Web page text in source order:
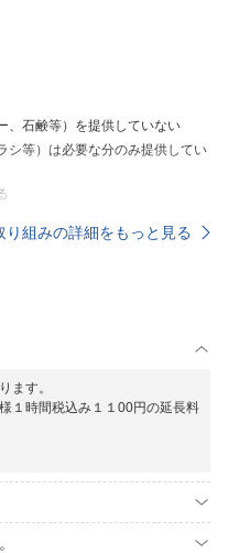
、石鹸等）を提供していない
シ等）は必要な分のみ提供してい
り組みの詳細をもっと見る
ます。
１時間税込み１１00円の延長料